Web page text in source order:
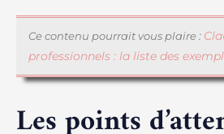
Ce contenu pourrait vous plaire :
professionnels : la liste des
Les points